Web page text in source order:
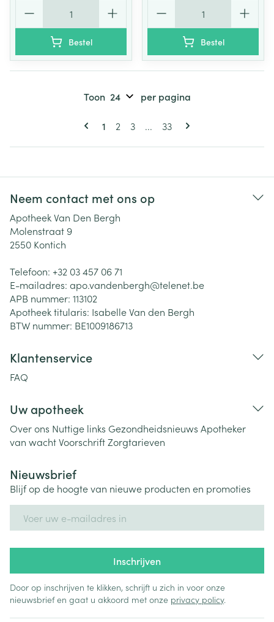
Bestel Bestel
Pagina's
U lees momenteel pagina
1 Pagina
2 Pagina
3 ... Pagina
33
Toon per pagina
Neem contact met ons op
Apotheek Van Den Bergh
Molenstraat 9
2550 Kontich
Telefoon: +32 03 457 06 71
E-mailadres: apo.vandenbergh@telenet.be
APB nummer: 113102
Apotheek titularis: Isabelle Van den Bergh
BTW nummer: BE1009186713
Klantenservice
FAQ
Uw apotheek
Over ons Nuttige links Gezondheidsnieuws Apotheker
van wachtVoorschriftZorgtarieven
Nieuwsbrief
Blijf op de hoogte van nieuwe producten en promoties
Inschrijven
Door op inschrijven te klikken, schrijft u zich in voor onze
nieuwsbrief en gaat u akkoord met onze privacy policy.